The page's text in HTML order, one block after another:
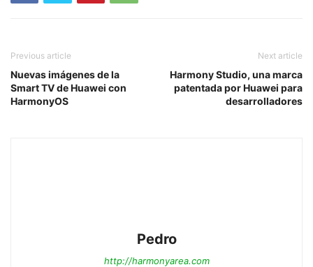
Previous article
Nuevas imágenes de la
Smart TV de Huawei con
HarmonyOS
Next article
Harmony Studio, una marca
patentada por Huawei para
desarrolladores
Pedro
http://harmonyarea.com